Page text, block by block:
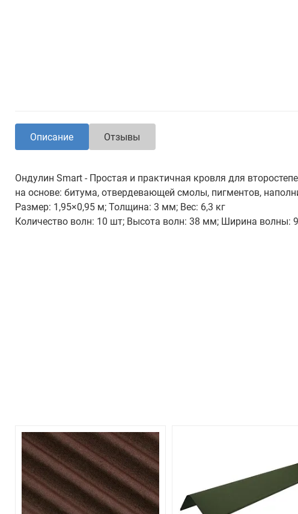
Описание Отзывы
Ондулин Smart - Простая и практичная кровля для
на основе: битума, отвердевающей смолы, пигментов,
Размер: 1,95×0,95 м; Толщина: 3 мм; Вес: 6,3 кг
Количество волн: 10 шт; Высота волн: 38 мм; Ширина волны: